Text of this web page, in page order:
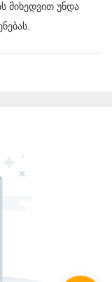
მიხედვით უნდა